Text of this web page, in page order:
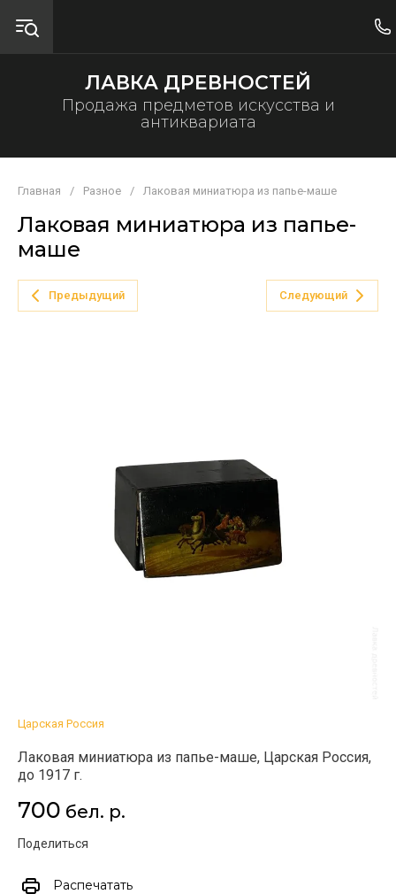
ЛАВКА ДРЕВНОСТЕЙ
Продажа предметов искусства и
антиквариата
Главная / Разное / Лаковая миниатюра из папье-маше
Лаковая миниатюра из папье-
маше
Предыдущий Следующий
Царская Россия
Лаковая миниатюра из папье-маше, Царская Россия,
до 1917 г.
700 бел. р.
Поделиться
Распечатать